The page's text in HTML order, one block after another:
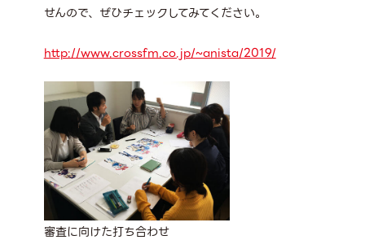
せんので、ぜひチェックしてみてください。
http://www.crossfm.co.jp/~anista/2019/
審査に向けた打ち合わせ